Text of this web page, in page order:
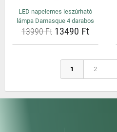
LED napelemes leszúrható
lámpa Damasque 4 darabos
13990 Ft13490 Ft
1 2